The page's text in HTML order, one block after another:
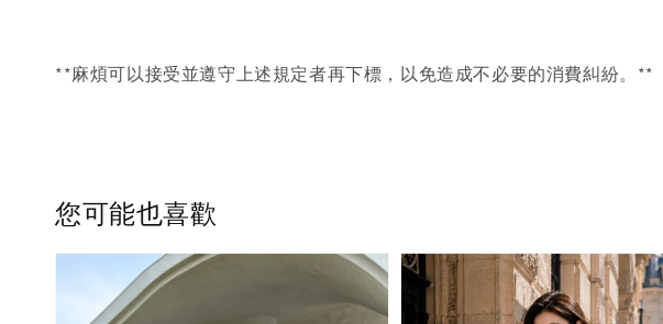
**麻煩可以接受並遵守上述規定者再下標，以免造成不必要的消費糾紛。**
您可能也喜歡